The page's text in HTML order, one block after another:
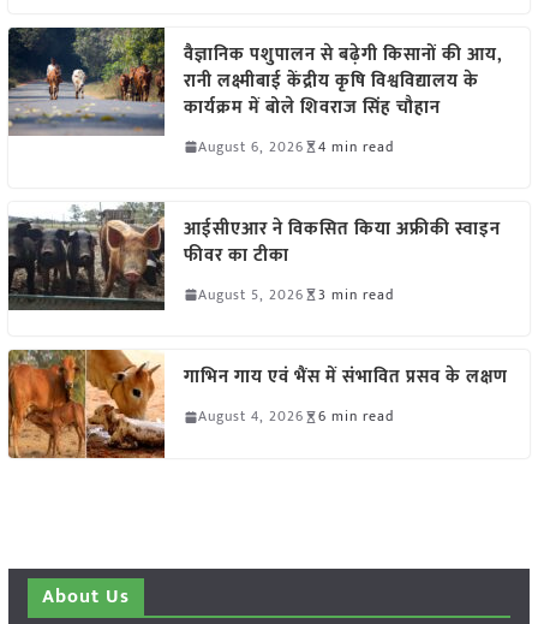
वैज्ञानिक पशुपालन से बढ़ेगी किसानों की आय,
रानी लक्ष्मीबाई केंद्रीय कृषि विश्वविद्यालय के
कार्यक्रम में बोले शिवराज सिंह चौहान
August 6, 2026 4 min read
आईसीएआर ने विकसित किया अफ्रीकी स्वाइन
फीवर का टीका
August 5, 2026 3 min read
गाभिन गाय एवं भैंस में संभावित प्रसव के लक्षण
August 4, 2026 6 min read
About Us